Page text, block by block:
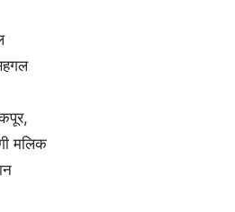
मलिक